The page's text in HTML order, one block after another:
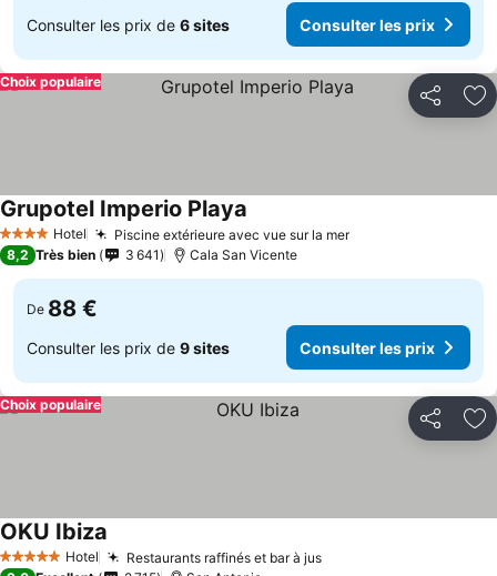
Consulter les prix de 6 sites Consulter les prix
Partager
Choix populaire
4 Étoiles Hotel Piscine extérieure avec vue sur la mer
Grupotel Imperio Playa
8,2 Très bien 3 641 Cala San Vicente
De 88 €
Consulter les prix de 9 sites Consulter les prix
Partager
Choix populaire
5 Étoiles Hotel Restaurants raffinés et bar à jus
OKU Ibiza